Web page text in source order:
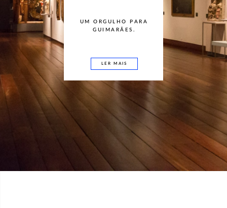
UM ORGULHO PARA
GUIMARÃES.
LER MAIS